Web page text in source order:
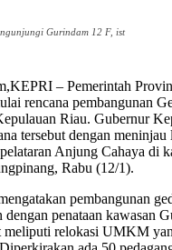
Gurindam 12 F, ist
– Pemerintah
rencana pembangunan
Riau. Gubernur
tersebut dengan
Anjung Cahaya di
Rabu (12/1).
pembangunan
dengan penataan kawasan
meliputi relokasi UMKM